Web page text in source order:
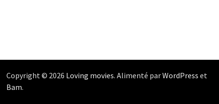
Copyright © 2026 Loving movies. Alimenté parWordPress et
Bam.